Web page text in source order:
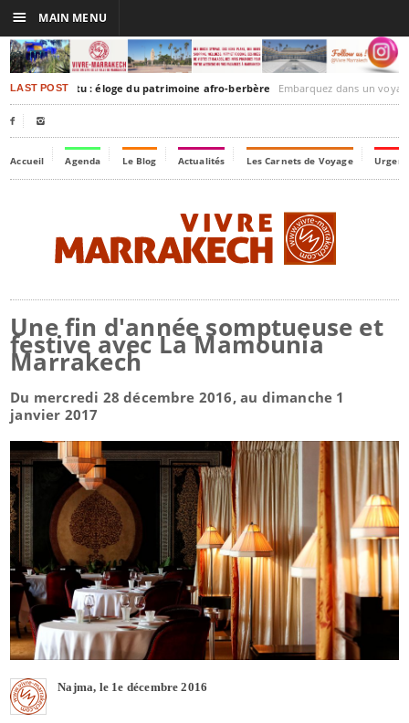
LAST POST
Timbuktu : éloge du patrimoine afro-berbère Embarquez dans un voyage culturel dans le temps,
 
Accueil Agenda Le Blog Actualités Les Carnets de Voyage
Une fin d'année somptueuse et
festive avec La Mamounia
Marrakech
Du mercredi 28 décembre 2016, au dimanche 1
janvier 2017
Najma, le 1e décembre 2016
☰ MAIN MENU